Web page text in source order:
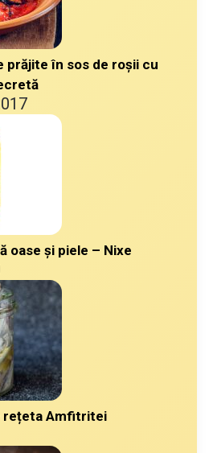
prăjite în sos de roșii cu
oase și piele – Nixe
rețeta Amfitritei